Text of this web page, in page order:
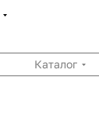
Каталог